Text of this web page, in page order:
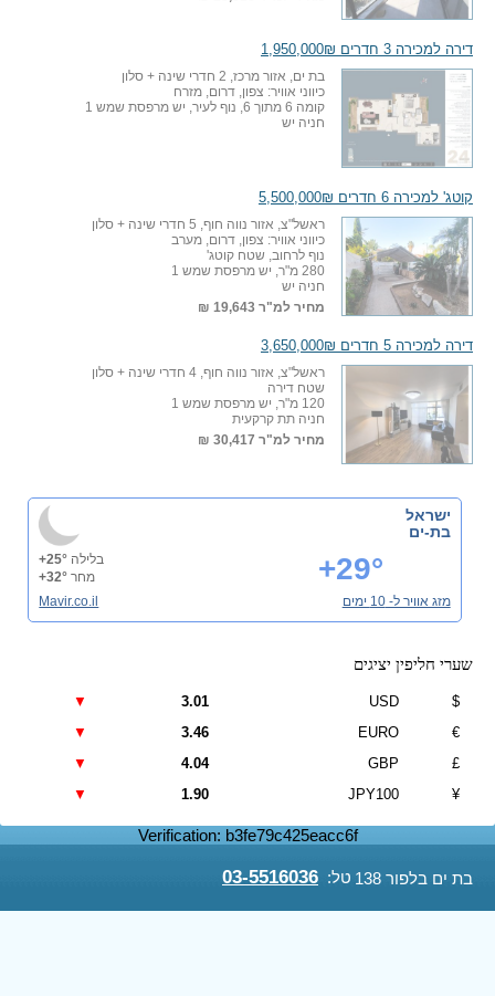
בת ים בלפור 138 טל: 03-5516036
דירה למכירה 3 חדרים 1,950,000₪
בת ים, אזור מרכז, 2 חדרי שינה + סלון
כיווני אוויר: צפון, דרום, מזרח
קומה 6 מתוך 6, נוף לעיר, יש מרפסת שמש 1
חניה יש
קוטג' למכירה 6 חדרים 5,500,000₪
ראשל"צ, אזור נווה חוף, 5 חדרי שינה + סלון
כיווני אוויר: צפון, דרום, מערב
נוף לרחוב, שטח קוטג'
280 מ"ר, יש מרפסת שמש 1
חניה יש
מחיר למ"ר 19,643 ₪
דירה למכירה 5 חדרים 3,650,000₪
ראשל"צ, אזור נווה חוף, 4 חדרי שינה + סלון
שטח דירה
120 מ"ר, יש מרפסת שמש 1
חניה תת קרקעית
מחיר למ"ר 30,417 ₪
ישראל
בת-ים
+29° בלילה +25°
מחר +32°
מזג אוויר ל- 10 ימים
Mavir.co.il
שערי חליפין יציגים
$
USD
3.01
▼
€
EURO
3.46
▼
£
GBP
4.04
▼
¥
JPY100
1.90
▼
Verification: b3fe79c425eacc6f